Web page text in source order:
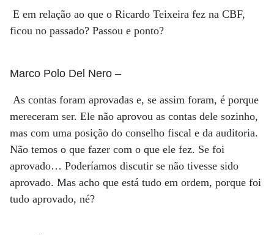
E em relação ao que o Ricardo Teixeira fez na CBF,
ficou no passado? Passou e ponto?
Marco Polo Del Nero –
As contas foram aprovadas e, se assim foram, é porque
mereceram ser. Ele não aprovou as contas dele sozinho,
mas com uma posição do conselho fiscal e da auditoria.
Não temos o que fazer com o que ele fez. Se foi
aprovado… Poderíamos discutir se não tivesse sido
aprovado. Mas acho que está tudo em ordem, porque foi
tudo aprovado, né?